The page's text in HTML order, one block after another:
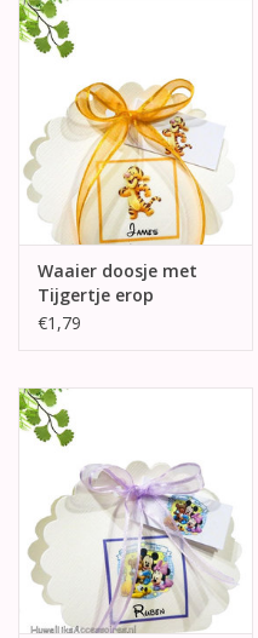
Waaier doosje met
Tijgertje erop
€1,79